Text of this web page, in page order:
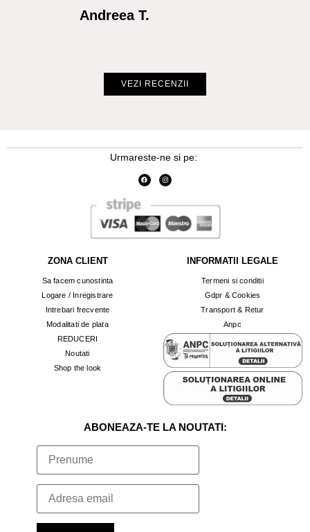
Andreea T.
VEZI RECENZII
Urmareste-ne si pe:
ZONA CLIENT
Sa facem cunostinta
Logare / Inregistrare
Intrebari frecvente
Modalitati de plata
REDUCERI
Noutati
Shop the look
INFORMATII LEGALE
Termeni si conditii
Gdpr & Cookies
Transport & Retur
Anpc
ABONEAZA-TE LA NOUTATI: